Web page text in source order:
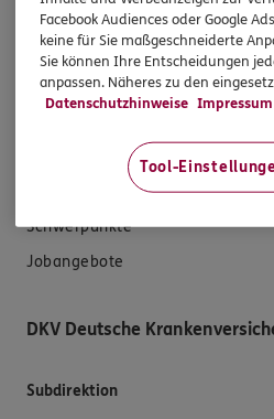
Unsere Agentur
Referenzen
Kooperationspartner
Schwerpunkte
Jobangebote
DKV Deutsche
Subdirektion
Facebook Audiences oder Google
keine für Sie maßgeschneiderte
Sie können Ihre Entscheidungen
anpassen. Näheres zu den
Datenschutzhinweise Impressum
Tool-